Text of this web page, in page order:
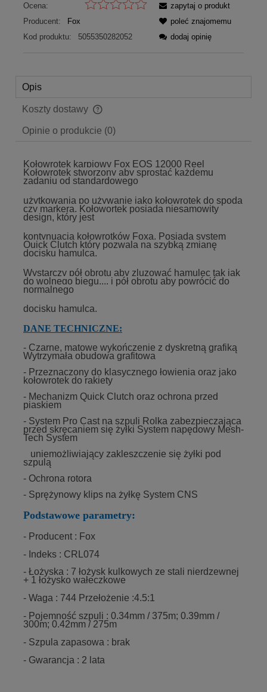
Ocena:
Producent:
Fox
Kod produktu:
5055350282052
zapytaj o produkt
poleć znajomemu
dodaj opinię
Opis
Koszty dostawy
Cena nie zawiera ewentualnych kosztów płatności
Opinie o produkcie (0)
Kołowrotek karpiowy Fox EOS 12000 Reel
Kołowrotek stworzony aby sprostać każdemu
zadaniu od standardowego
użytkowania po używanie jako kołowrotek do spoda
czy markera. Kołowortek posiada niesamowity
design, który jest
kontynuacją kołowrotków Foxa. Posiada system
Quick Clutch który pozwala na szybką zmianę
docisku hamulca.
Wystarczy pół obrotu aby zluzować hamulec tak jak
do wolnego biegu.... i pół obrotu aby powrócić do
normalnego
docisku hamulca.
DANE TECHNICZNE:
- Czarne, matowe wykończenie z dyskretną grafiką
Wytrzymała obudowa grafitowa
- Przeznaczony do klasycznego łowienia oraz jako
kołowrotek do rakiety
- Mechanizm Quick Clutch oraz ochrona przed
piaskiem
- System Pro Cast na szpuli Rolka zabezpieczająca
przed skręcaniem się żyłki System napędowy Mesh-
Tech System
uniemożliwiający zakleszczenie się żyłki pod
szpulą
- Ochrona rotora
- Sprężynowy klips na żyłkę System CNS
Podstawowe parametry:
- Producent : Fox
- Indeks : CRL074
- Łożyska : 7 łożysk kulkowych ze stali nierdzewnej
+ 1 łożysko wałeczkowe
- Waga : 744 Przełożenie :4.5:1
- Pojemność szpuli : 0.34mm / 375m; 0.39mm /
300m; 0.42mm / 275m
- Szpula zapasowa : brak
- Gwarancja : 2 lata